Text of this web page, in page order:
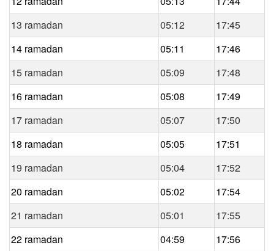
13 ramadan
05:12
17:45
14 ramadan
05:11
17:46
15 ramadan
05:09
17:48
16 ramadan
05:08
17:49
17 ramadan
05:07
17:50
18 ramadan
05:05
17:51
19 ramadan
05:04
17:52
20 ramadan
05:02
17:54
21 ramadan
05:01
17:55
22 ramadan
04:59
17:56